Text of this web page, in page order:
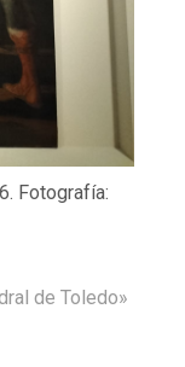
Fotografía:
de Toledo»